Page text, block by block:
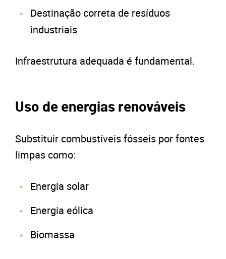
Destinação correta de resíduos
industriais
Infraestrutura adequada é fundamental.
Uso de energias renováveis
Substituir combustíveis fósseis por fontes
limpas como:
Energia solar
Energia eólica
Biomassa